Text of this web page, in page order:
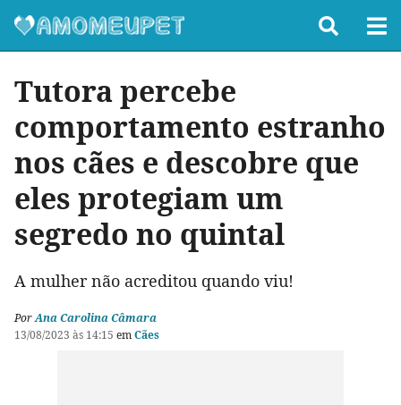
Tutora percebe
comportamento estranho
nos cães e descobre que
eles protegiam um
segredo no quintal
A mulher não acreditou quando viu!
PorAna Carolina Câmara
13/08/2023 às 14:15 emCães